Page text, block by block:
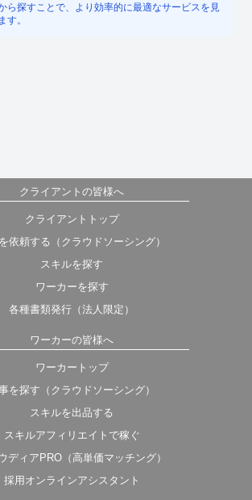
ら探すことで、より効率的に最適なサービスを見
す。
クライアントの皆様へ
クライアントトップ
依頼する（クラウドソーシング）
スキルを探す
ワーカーを探す
各種書類発行（法人限定）
ワーカーの皆様へ
ワーカートップ
を探す（クラウドソーシング）
スキルを出品する
スキルアフィリエイトで稼ぐ
ディアPRO（高単価マッチング）
採用オンラインアシスタント